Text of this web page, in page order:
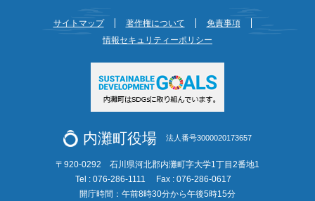
サイトマップ 著作権について
免責事項
情報セキュリティーポリシー
内灘町役場 法人番号3000020173657
〒920-0292 石川県河北郡内灘町字大学1丁目2番地1
Tel : 076-286-1111
Fax : 076-286-0617
開庁時間：午前8時30分から午後5時15分